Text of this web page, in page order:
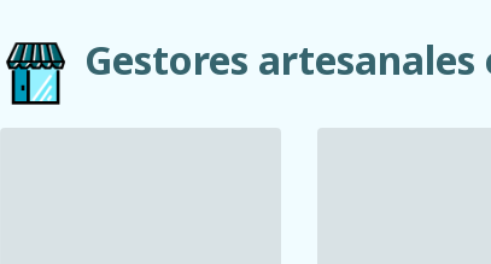
Gestores